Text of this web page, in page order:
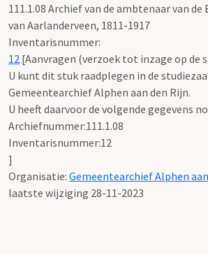
111.1.08 Archief van de ambtenaar van
van Aarlanderveen, 1811-1917
Inventarisnummer:
12 [Aanvragen (verzoek tot inzage op de
U kunt dit stuk raadplegen in de
Gemeentearchief Alphen aan den Rijn.
U heeft daarvoor de volgende gegevens
Archiefnummer:111.1.08
Inventarisnummer:12
]
Organisatie: Gemeentearchief Alphen
laatste wijziging 28-11-2023